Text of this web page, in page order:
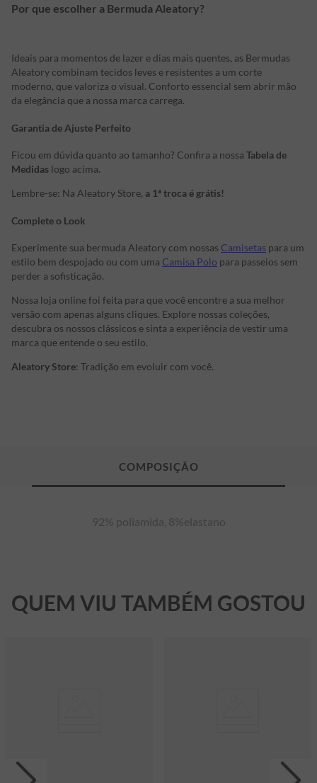
Por que escolher a Bermuda Aleatory?
Ideais para momentos de lazer e dias mais quentes, as Bermudas
Aleatory combinam tecidos leves e resistentes a um corte
moderno, que valoriza o visual. Conforto essencial sem abrir mão
da elegância que a nossa marca carrega.
Garantia de Ajuste Perfeito
Ficou em dúvida quanto ao tamanho? Confira a nossa Tabela de
Medidas logo acima.
Lembre-se: Na Aleatory Store, a 1ª troca é grátis!
Complete o Look
Experimente sua bermuda Aleatory com nossas Camisetas para um
estilo bem despojado ou com uma Camisa Polo para passeios sem
perder a sofisticação.
Nossa loja online foi feita para que você encontre a sua melhor
versão com apenas alguns cliques. Explore nossas coleções,
descubra os nossos clássicos e sinta a experiência de vestir uma
marca que entende o seu estilo.
Aleatory Store: Tradição em evoluir com você.
92% poliamida, 8%elastano
QUEM VIU TAMBÉM GOSTOU